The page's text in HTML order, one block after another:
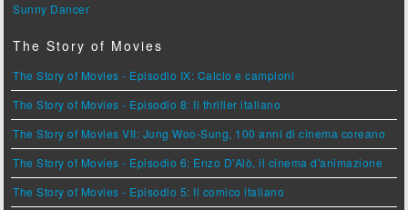
Sunny Dancer
The Story of Movies
The Story of Movies - Episodio IX: Calcio e campioni
The Story of Movies - Episodio 8: Il thriller italiano
The Story of Movies VII: Jung Woo-Sung, 100 anni di cinema coreano
The Story of Movies - Episodio 6: Enzo D'Alò, il cinema d'animazione
The Story of Movies - Episodio 5: Il comico italiano